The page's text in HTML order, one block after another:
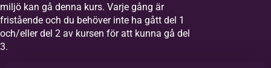
miljö kan gå denna kurs. Varje gång är
fristående och du behöver inte ha gått del 1
och/eller del 2 av kursen för att kunna gå del
3.